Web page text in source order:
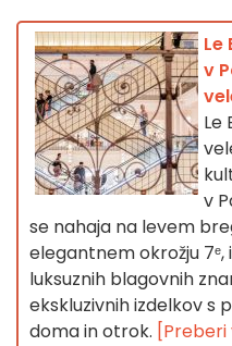
Le
v
Le
v
se nahaja na levem
elegantnem okrožju
luksuznih blagovnih
ekskluzivnih izdelkov s
doma in otrok. [Preberi